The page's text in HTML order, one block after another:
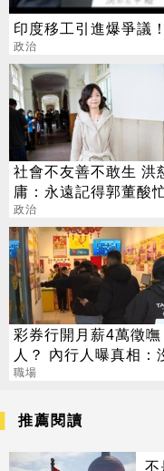
印度移工引進爆爭議
政治
社會不友善不敢生 洪
庸：永遠記得郭董酸
婚生子
政治
彩券行開月薪4萬徵嘸
人？ 內行人曝真相：
像中輕鬆
職場
推薦閱讀
不